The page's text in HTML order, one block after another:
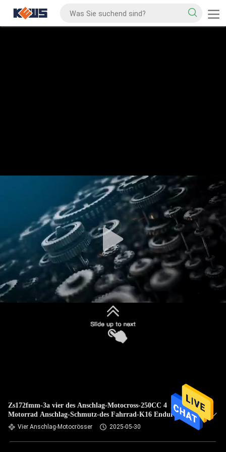
Zs172fmm-3a vier des Anschlag-Motocross-250CC 4
Motorrad Anschlag-Schmutz-des Fahrrad-K16 Enduro
Vier Anschlag-Motocrösser 2025-05-30